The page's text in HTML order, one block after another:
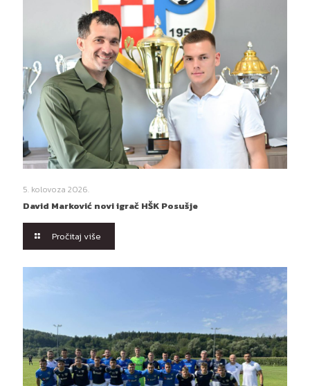
5. kolovoza 2026.
David Marković novi igrač HŠK Posušje
Pročitaj više